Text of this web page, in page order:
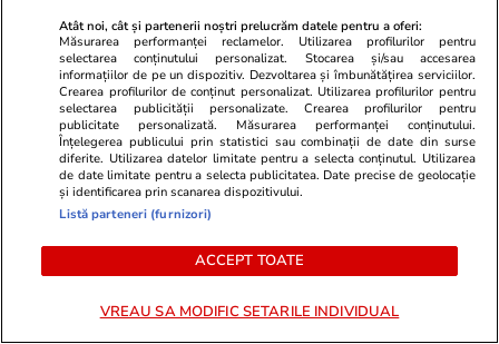
era vândut cu peste 470.000 de euro, a rămas
doar o groapă abandonată printre buruieni. Ce
spun autoritățile din oraș
Știri România 05 aug.
Schimbarea la Față a Domnului 2026 – tradiții
și superstiții
Horoscop 05 aug.
Horoscop 6 august 2026. Săgetătorii au parte
Atât noi, cât și partenerii noștri prelucrăm datele pentru a oferi:
Măsurarea performanței reclamelor. Utilizarea profilurilor pentru
selectarea conținutului personalizat. Stocarea și/sau accesarea
informațiilor de pe un dispozitiv. Dezvoltarea și îmbunătățirea serviciilor.
Crearea profilurilor de conținut personalizat. Utilizarea profilurilor pentru
selectarea publicității personalizate. Crearea profilurilor pentru
publicitate personalizată. Măsurarea performanței conținutului.
Înțelegerea publicului prin statistici sau combinații de date din surse
diferite. Utilizarea datelor limitate pentru a selecta conținutul. Utilizarea
de date limitate pentru a selecta publicitatea. Date precise de geolocație
și identificarea prin scanarea dispozitivului.
Listă parteneri (furnizori)
ACCEPT TOATE
VREAU SA MODIFIC SETARILE INDIVIDUAL